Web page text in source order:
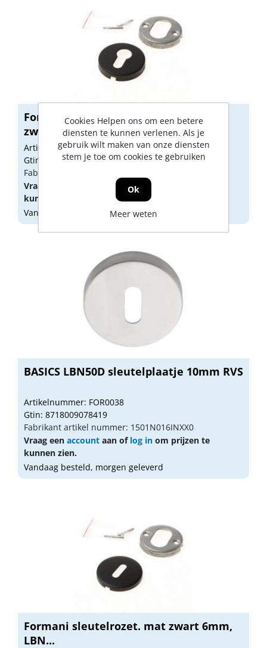
Formani cilinderrozet, 10mm dik, mat
zwa...
Artikelnummer: FOR0010
Gtin: 8718009308196
Fabrikant artikel nummer: 1501Y016NMXX0
Vraag een
aan oflog in
kunnen zien.
Vandaag besteld, morgen geleverd
BASICS LBN50D sleutelplaatje 10mm RVS
Artikelnummer: FOR0038
Gtin: 8718009078419
Fabrikant artikel nummer: 1501N016INXX0
Vraag een account aan of log in om prijzen te
kunnen zien.
Vandaag besteld, morgen geleverd
Formani sleutelrozet. mat zwart 6mm,
LBN...
Cookies Helpen ons om een betere
diensten te kunnen verlenen. Als je
gebruik wilt maken van onze diensten
stem je toe om cookies te gebruiken
Ok
Meer weten